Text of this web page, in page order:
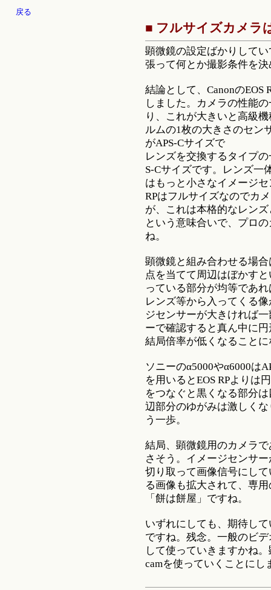
戻る
■ フルサイズカメラ
顕微鏡の設定ばかりして
張って何とか撮影条件を
結論として、CanonのEOS
しました。カメラの性能
り、これが大きいと高級
ルムの1枚の大きさのセン
がAPS-Cサイズで
レンズを交換するタイプ
S-Cサイズです。レンズ一
はもっと小さなイメージ
RPはフルサイズなのでカ
が、これは本格的なレン
という意味合いで、プロ
ね。
顕微鏡と組み合わせる場
点を当てて周辺はぼかす
っている部分が均等であ
レンズ等から入ってくる
ジセンサーが大きければ
ーで確認すると真ん中に
結局倍率が低くなること
ソニーのα5000やα6000は
を用いるとEOS RPよりは
をつなぐと黒くなる部分
辺部分のゆがみは激しく
う一歩。
結局、顕微鏡用のカメラ
さそう。イメージセンサ
切り取って画像信号にし
る画像も拡大されて、専
「餅は餅屋」ですね。
いずれにしても、期待し
ですね。残念。一般のビ
して使っていきますかね
camを使っていくことにし